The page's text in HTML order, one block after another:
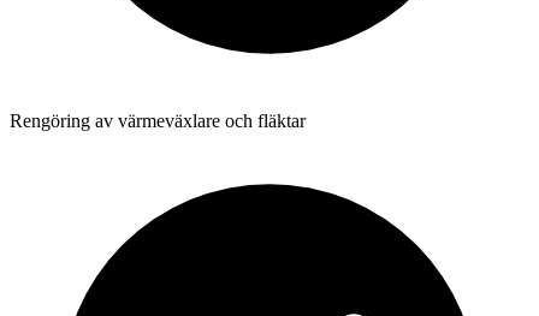
Rengöring av värmeväxlare och fläktar